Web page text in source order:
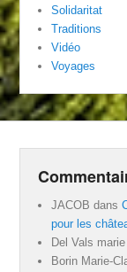
Solidaritat
Traditions
Vidéo
Voyages
JACOB dans
pour les
Del Vals marie
Borin Marie-